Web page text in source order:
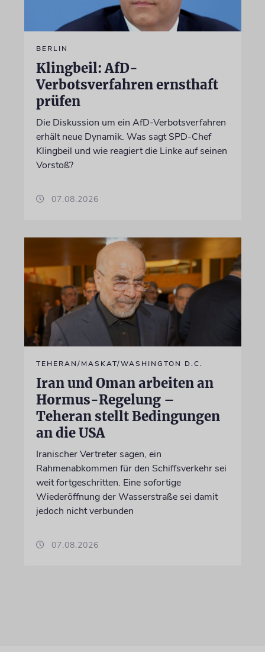
BERLIN
Klingbeil: AfD-
Verbotsverfahren ernsthaft
prüfen
Die Diskussion um ein AfD-Verbotsverfahren
erhält neue Dynamik. Was sagt SPD-Chef
Klingbeil und wie reagiert die Linke auf seinen
Vorstoß?
07.08.2026
TEHERAN/MASKAT/WASHINGTON D.C.
Iran und Oman arbeiten an
Hormus-Regelung –
Teheran stellt Bedingungen
an die USA
Iranischer Vertreter sagen, ein
Rahmenabkommen für den Schiffsverkehr sei
weit fortgeschritten. Eine sofortige
Wiederöffnung der Wasserstraße sei damit
jedoch nicht verbunden
07.08.2026